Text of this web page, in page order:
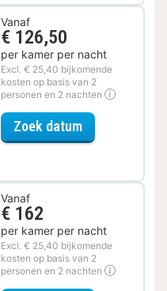
Vanaf
€ 126,50
per kamer per nacht
Excl. € 25,40 bijkomende
kosten op basis van 2
personen en 2 nachten
Zoek datumvoor
Vanaf
€ 162
per kamer per nacht
Excl. € 25,40 bijkomende
kosten op basis van 2
personen en 2 nachten